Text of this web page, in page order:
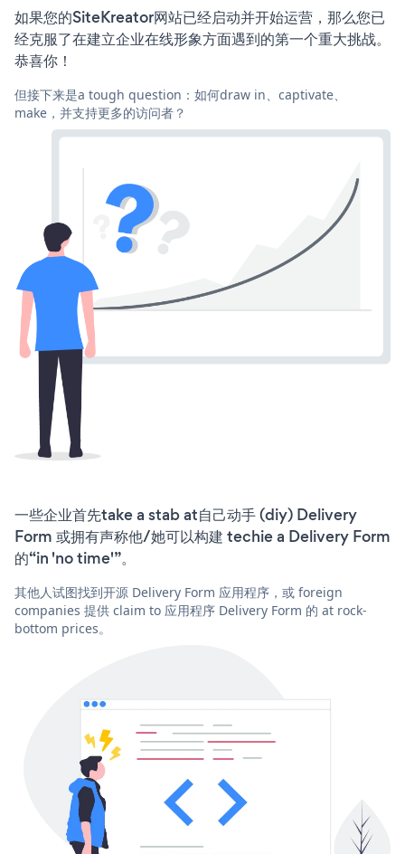
如果您的SiteKreator网站已经启动并开始运营，那么您已
经克服了在建立企业在线形象方面遇到的第一个重大挑战。
恭喜你！
但接下来是a tough question：如何draw in、captivate、
make，并支持更多的访问者？
一些企业首先take a stab at自己动手 (diy) Delivery
Form 或拥有声称他/她可以构建 techie a Delivery Form
的“in 'no time'”。
其他人试图找到开源 Delivery Form 应用程序，或 foreign
companies 提供 claim to 应用程序 Delivery Form 的 at rock-
bottom prices。